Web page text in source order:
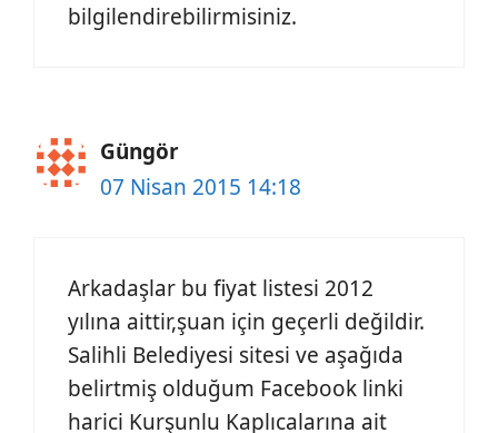
bilgilendirebilirmisiniz.
Güngör
07 Nisan 2015 14:18
Arkadaşlar bu fiyat listesi 2012
yılına aittir,şuan için geçerli değildir.
Salihli Belediyesi sitesi ve aşağıda
belirtmiş olduğum Facebook linki
harici Kurşunlu Kaplıcalarına ait